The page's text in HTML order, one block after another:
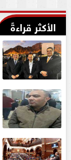
الأكثر قراءةً